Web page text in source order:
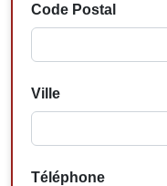
Code Postal
Ville
Téléphone